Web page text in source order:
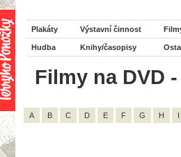
Plakáty Výstavní činnost
Hudba Knihy/časopisy
Filmy na DVD
A B C D E F G H I